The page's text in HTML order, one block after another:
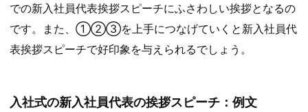
での新入社員代表挨拶スピーチにふさわしい挨拶となるの
です。また、①②③を上手につなげていくと新入社員代
表挨拶スピーチで好印象を与えられるでしょう。
入社式の新入社員代表の挨拶スピーチ：例文